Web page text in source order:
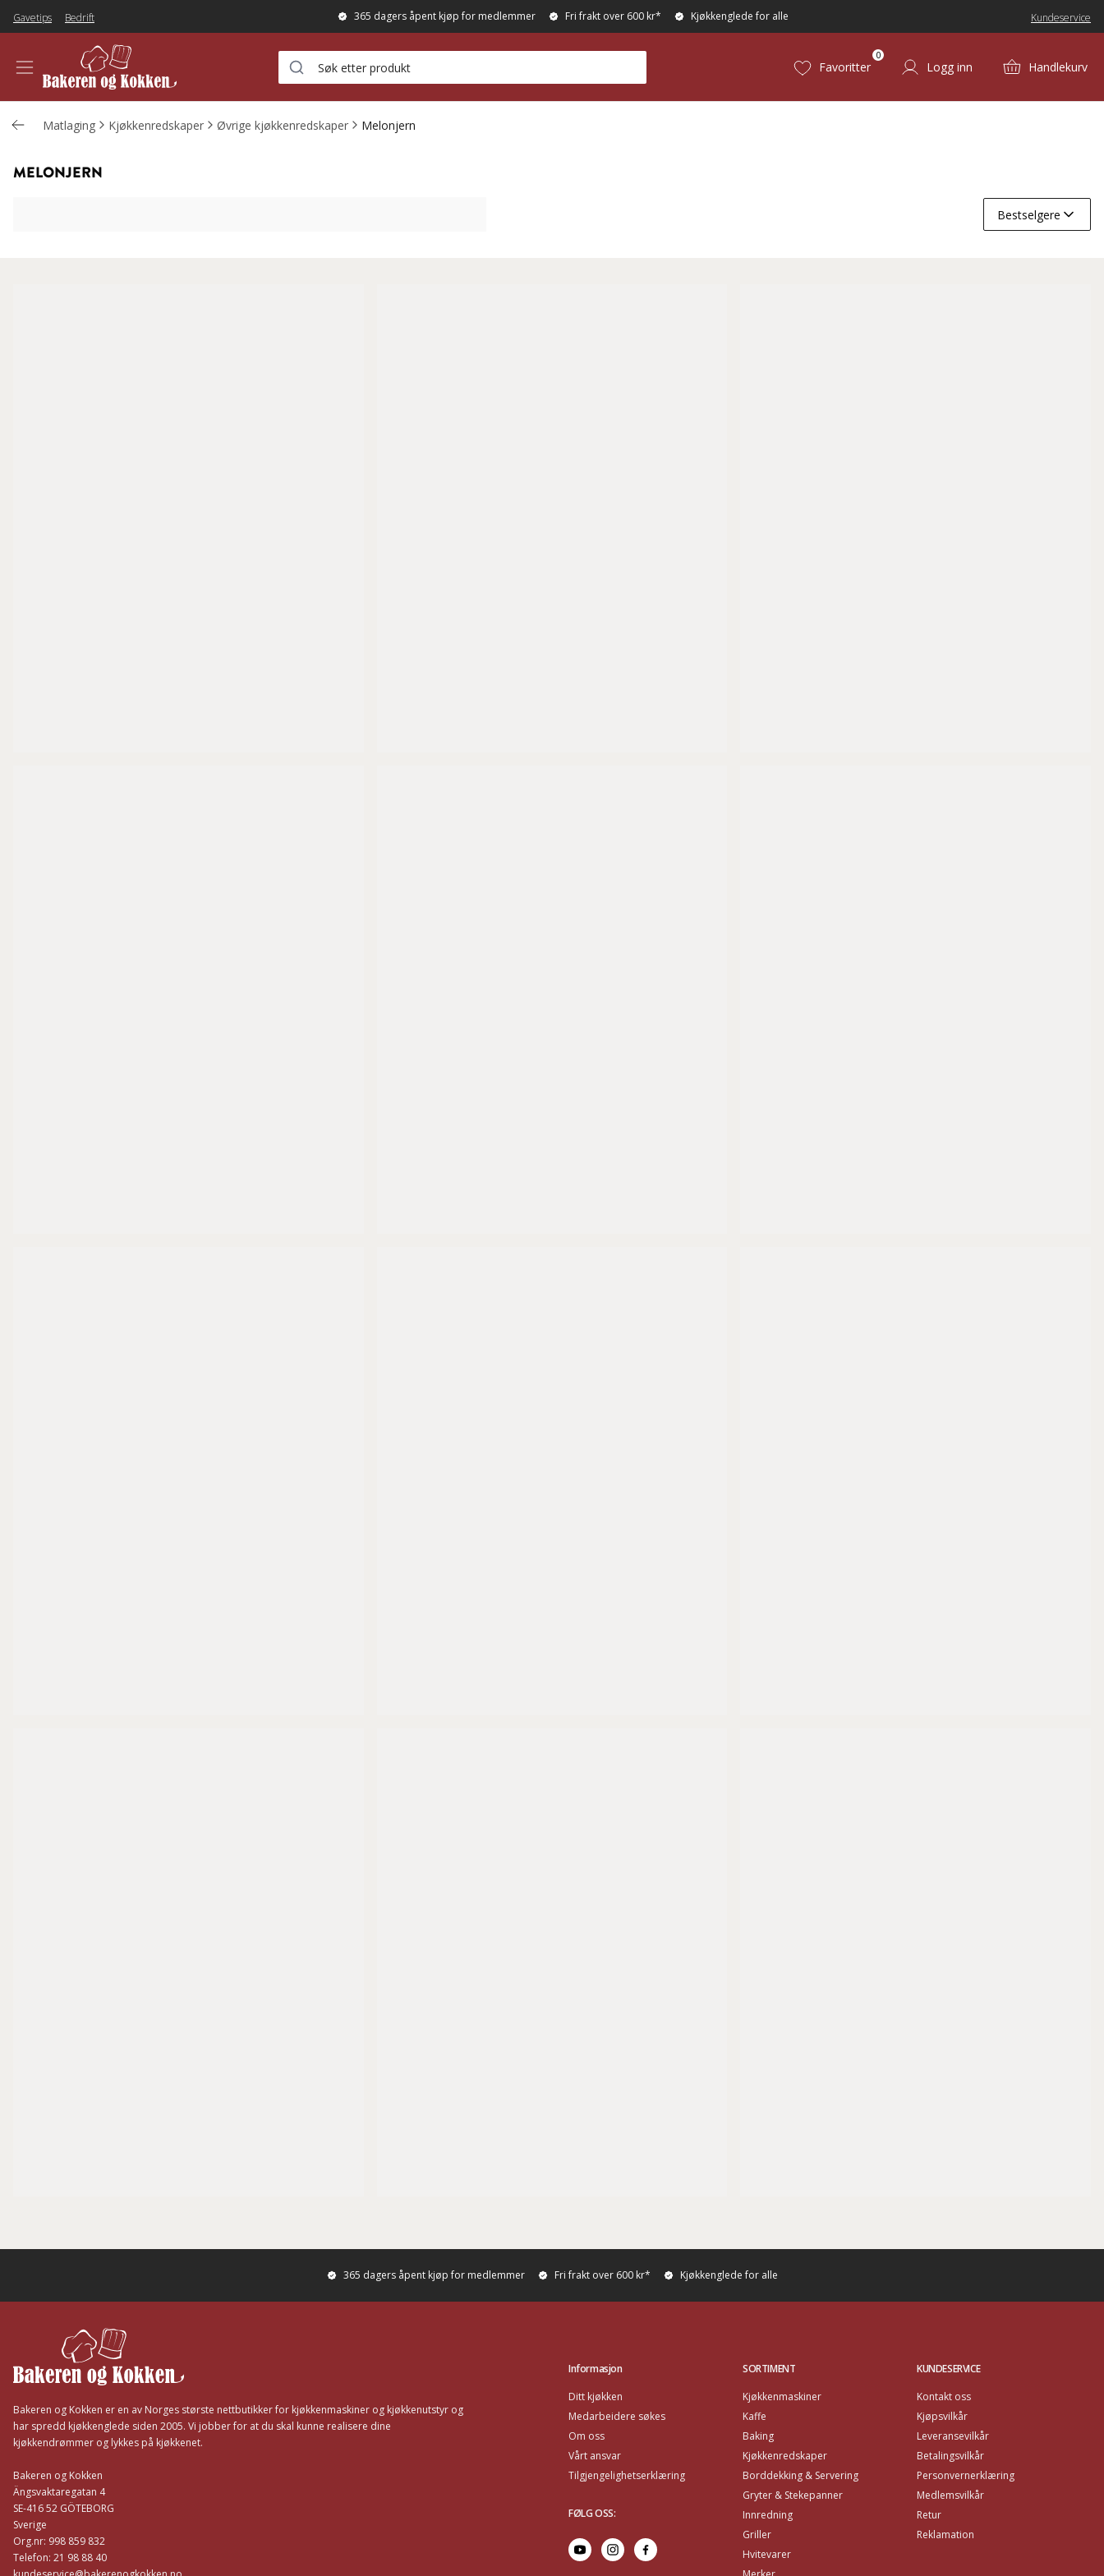
Gavetips Bedrift 365 dagers åpent kjøp for medlemmer Fri frakt over 600 kr* Kjøkkenglede for alle Kundeservice
Favoritter
0
Logg inn Handlekurv
Matlaging Kjøkkenredskaper Øvrige kjøkkenredskaper Melonjern
MELONJERN
Bestselgere
365 dagers åpent kjøp for medlemmer Fri frakt over 600 kr* Kjøkkenglede for alle
Bakeren og Kokken er en av Norges største nettbutikker for kjøkkenmaskiner og kjøkkenutstyr og
har spredd kjøkkenglede siden 2005. Vi jobber for at du skal kunne realisere dine
kjøkkendrømmer og lykkes på kjøkkenet.
Bakeren og Kokken
Ängsvaktaregatan 4
SE-416 52 GÖTEBORG
Sverige
Org.nr: 998 859 832
Telefon: 21 98 88 40
Informasjon
Ditt kjøkken
Medarbeidere søkes
Om oss
Vårt ansvar
Tilgjengelighetserklæring
FØLG OSS:
SORTIMENT
Kjøkkenmaskiner
Kaffe
Baking
Kjøkkenredskaper
Borddekking & Servering
Gryter & Stekepanner
Innredning
Griller
Hvitevarer
KUNDESERVICE
Kontakt oss
Kjøpsvilkår
Leveransevilkår
Betalingsvilkår
Personvernerklæring
Medlemsvilkår
Retur
Reklamation